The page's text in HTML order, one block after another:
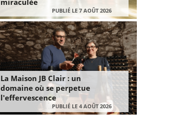
PUBLIÉ LE 7 AOÛT 2026
La Maison JB Clair : un
domaine où se perpetue
l'effervescence
PUBLIÉ LE 4 AOÛT 2026